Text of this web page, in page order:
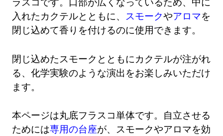
入れたカクテルとともに、
スモークやアロマを
閉じ込めて香りを付けるのに使用できます。
閉じ込めたスモークとともにカクテルが注がれ
る、化学実験のような演出をお楽しみいただけ
ます。
本ページは丸底フラスコ単体です。自立させる
ためには専用の台座が、スモークやアロマを効